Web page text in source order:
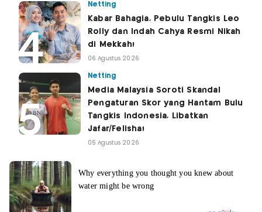
Netting
Kabar Bahagia, Pebulu Tangkis Leo
Rolly dan Indah Cahya Resmi Nikah
di Mekkah!
06 Agustus 2026
Netting
Media Malaysia Soroti Skandal
Pengaturan Skor yang Hantam Bulu
Tangkis Indonesia, Libatkan
Jafar/Felisha!
05 Agustus 2026